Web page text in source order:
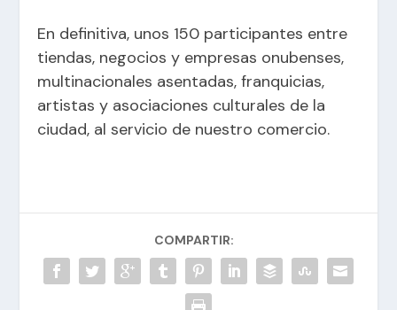
En definitiva, unos 150 participantes entre
tiendas, negocios y empresas onubenses,
multinacionales asentadas, franquicias,
artistas y asociaciones culturales de la
ciudad, al servicio de nuestro comercio.
COMPARTIR: